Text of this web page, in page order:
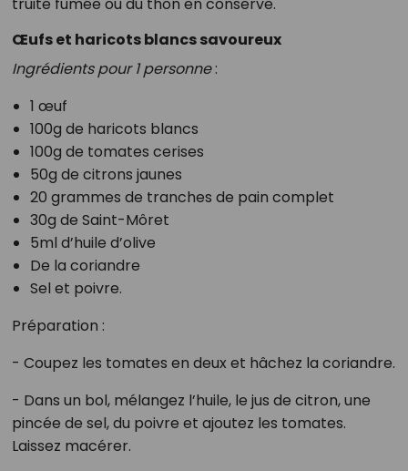
Œufs et haricots blancs savoureux
Ingrédients pour 1 personne:
1 œuf
100g de haricots blancs
100g de tomates cerises
50g de citrons jaunes
20 grammes de tranches de pain complet
30g de Saint-Môret
5ml d’huile d’olive
De la coriandre
Sel et poivre.
Préparation :
- Coupez les tomates en deux et hâchez la coriandre.
- Dans un bol, mélangez l’huile, le jus de citron, une
pincée de sel, du poivre et ajoutez les tomates.
Laissez macérer.